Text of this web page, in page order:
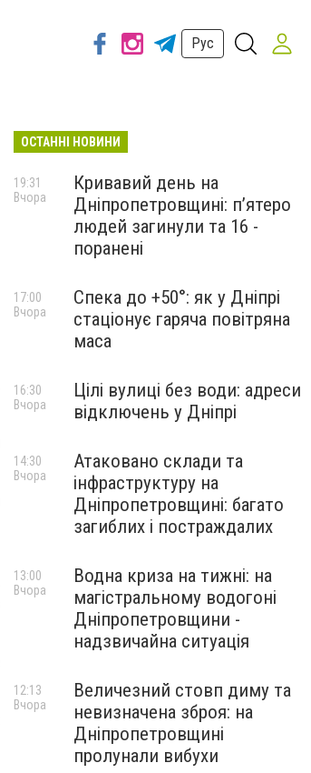
Рус
ОСТАННІ НОВИНИ
Кривавий день на
Дніпропетровщині: п’ятеро
людей загинули та 16 -
поранені
19:31
Вчора
Спека до +50°: як у Дніпрі
стаціонує гаряча повітряна
маса
17:00
Вчора
Цілі вулиці без води: адреси
відключень у Дніпрі
16:30
Вчора
Атаковано склади та
інфраструктуру на
Дніпропетровщині: багато
загиблих і постраждалих
14:30
Вчора
Водна криза на тижні: на
магістральному водогоні
Дніпропетровщини -
надзвичайна ситуація
13:00
Вчора
Величезний стовп диму та
невизначена зброя: на
Дніпропетровщині
пролунали вибухи
12:13
Вчора